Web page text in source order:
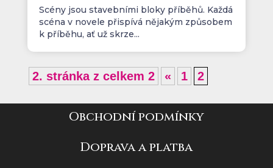
Scény jsou stavebními bloky příběhů. Každá
scéna v novele přispívá nějakým způsobem
k příběhu, ať už skrze...
2. stránka z celkem 2 « 1 2
Obchodní podmínky
Doprava a platba